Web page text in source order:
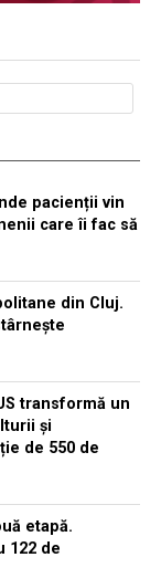
pacienții vin
care îi fac să
din Cluj.
transformă un
și
de 550 de
etapă.
122 de